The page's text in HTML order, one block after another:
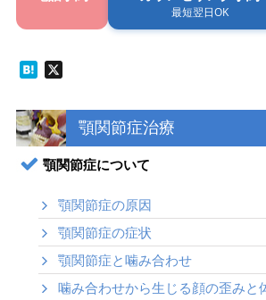
顎関節症治療
顎関節症について
顎関節症の原因
顎関節症の症状
顎関節症と噛み合わせ
噛み合わせから生じる顔の歪みと
最短翌日OK
Hatena